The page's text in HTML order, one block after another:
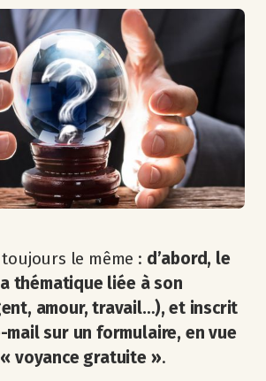
le même : d’abord, le
thématique liée à son
amour, travail…), et inscrit
mail sur un formulaire, en vue
voyance gratuite ».